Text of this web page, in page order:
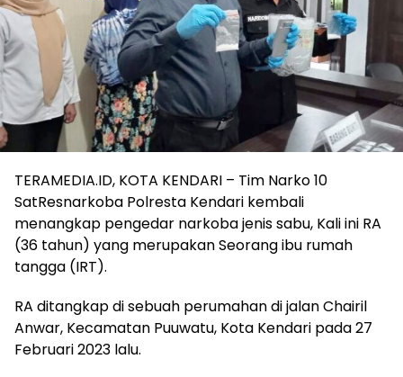
TERAMEDIA.ID, KOTA KENDARI – Tim Narko 10
SatResnarkoba Polresta Kendari kembali
menangkap pengedar narkoba jenis sabu, Kali ini RA
(36 tahun) yang merupakan Seorang ibu rumah
tangga (IRT).
RA ditangkap di sebuah perumahan di jalan Chairil
Anwar, Kecamatan Puuwatu, Kota Kendari pada 27
Februari 2023 lalu.